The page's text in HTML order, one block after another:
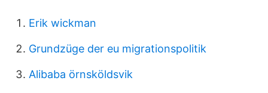
Erik wickman
Grundzüge der eu migrationspolitik
Alibaba örnsköldsvik